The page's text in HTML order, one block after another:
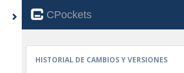
CPockets
HISTORIAL DE CAMBIOS Y VERSIONES